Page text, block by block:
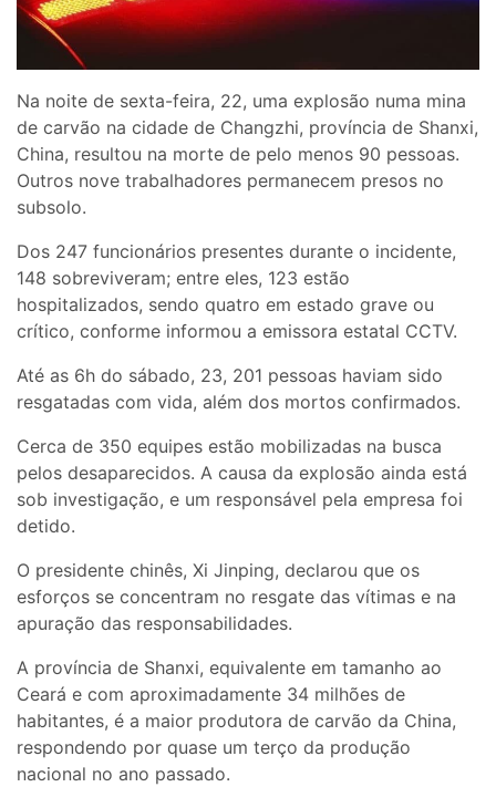
Na noite de sexta-feira, 22, uma explosão numa mina
de carvão na cidade de Changzhi, província de Shanxi,
China, resultou na morte de pelo menos 90 pessoas.
Outros nove trabalhadores permanecem presos no
subsolo.
Dos 247 funcionários presentes durante o incidente,
148 sobreviveram; entre eles, 123 estão
hospitalizados, sendo quatro em estado grave ou
crítico, conforme informou a emissora estatal CCTV.
Até as 6h do sábado, 23, 201 pessoas haviam sido
resgatadas com vida, além dos mortos confirmados.
Cerca de 350 equipes estão mobilizadas na busca
pelos desaparecidos. A causa da explosão ainda está
sob investigação, e um responsável pela empresa foi
detido.
O presidente chinês, Xi Jinping, declarou que os
esforços se concentram no resgate das vítimas e na
apuração das responsabilidades.
A província de Shanxi, equivalente em tamanho ao
Ceará e com aproximadamente 34 milhões de
habitantes, é a maior produtora de carvão da China,
respondendo por quase um terço da produção
nacional no ano passado.